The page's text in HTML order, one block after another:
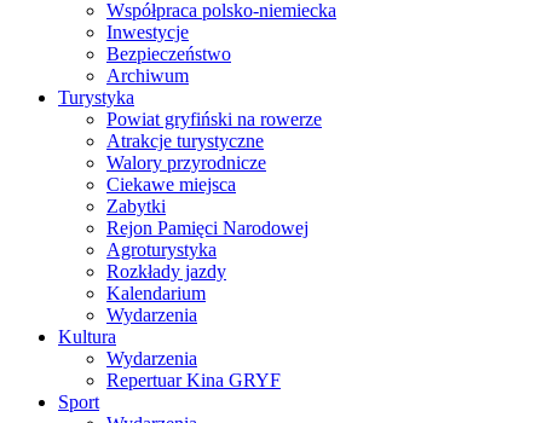
Współpraca polsko-niemiecka
Inwestycje
Bezpieczeństwo
Archiwum
Turystyka
Powiat gryfiński na rowerze
Atrakcje turystyczne
Walory przyrodnicze
Ciekawe miejsca
Zabytki
Rejon Pamięci Narodowej
Agroturystyka
Rozkłady jazdy
Kalendarium
Wydarzenia
Kultura
Wydarzenia
Repertuar Kina GRYF
Sport